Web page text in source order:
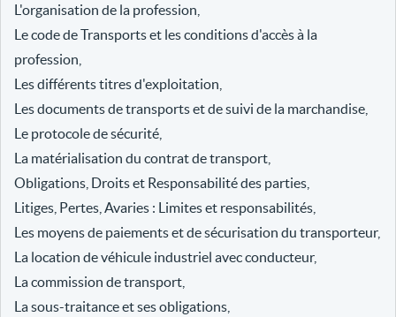
L'organisation de la profession,
Le code de Transports et les conditions d'accès à la
profession,
Les différents titres d'exploitation,
Les documents de transports et de suivi de la marchandise,
Le protocole de sécurité,
La matérialisation du contrat de transport,
Obligations, Droits et Responsabilité des parties,
Litiges, Pertes, Avaries : Limites et responsabilités,
Les moyens de paiements et de sécurisation du transporteur,
La location de véhicule industriel avec conducteur,
La commission de transport,
La sous-traitance et ses obligations,